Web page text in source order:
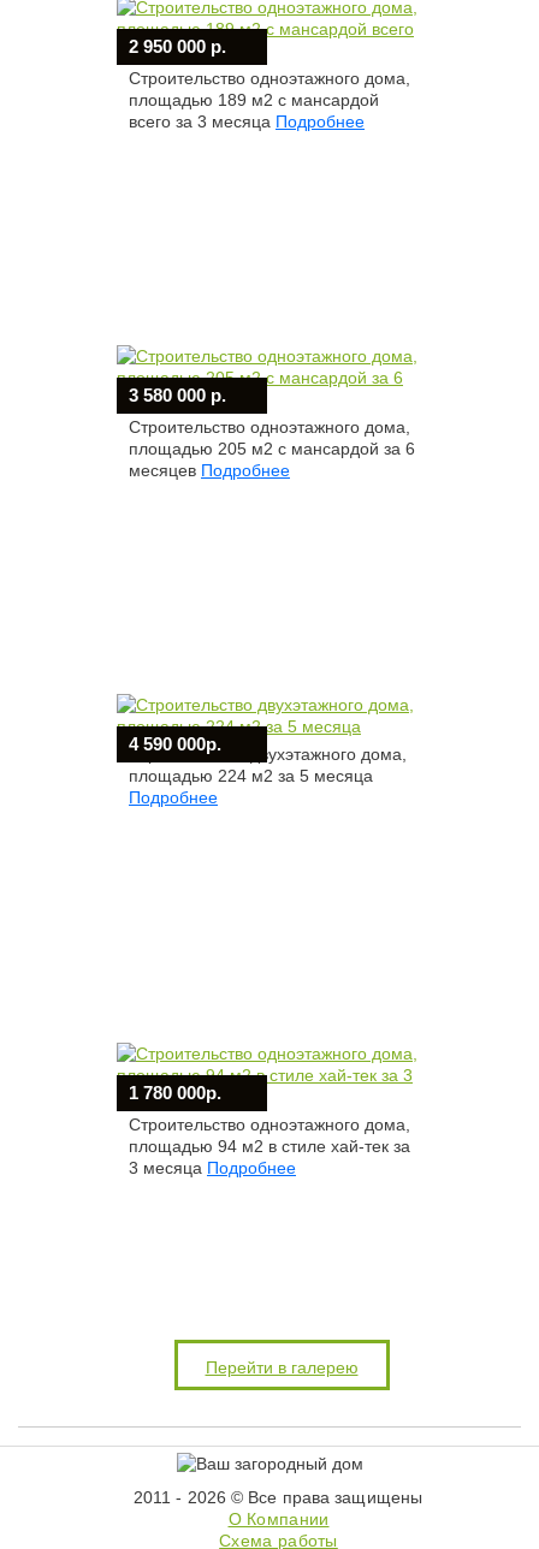
2 950 000 р.
Строительство одноэтажного дома,
площадью 189 м2 с мансардой
всего за 3 месяца Подробнее
3 580 000 р.
Строительство одноэтажного дома,
площадью 205 м2 с мансардой за 6
месяцев Подробнее
4 590 000р.
Строительство двухэтажного дома,
площадью 224 м2 за 5 месяца
Подробнее
1 780 000р.
Строительство одноэтажного дома,
площадью 94 м2 в стиле хай-тек за
3 месяца Подробнее
Перейти в галерею
2011 - 2026 © Все права защищены
О Компании
Схема работы